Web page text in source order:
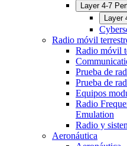
Layer 4-7
Layer
Radio móvil
Radio móvil
Prueba de
Prueba de
Equipos
Radio
Emulation
Radio y
Aeronáutica